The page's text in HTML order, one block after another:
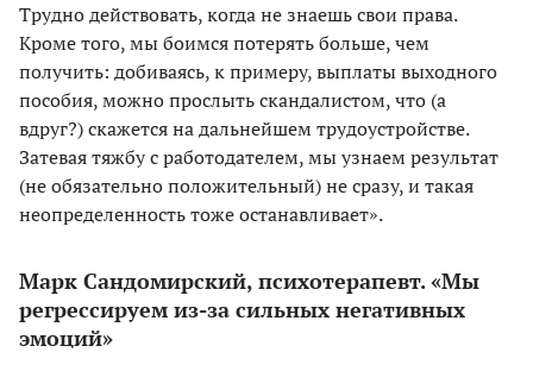
Трудно действовать, когда не знаешь свои права.
Кроме того, мы боимся потерять больше, чем
получить: добиваясь, к примеру, выплаты выходного
пособия, можно прослыть скандалистом, что (а
вдруг?) скажется на дальнейшем трудоустройстве.
Затевая тяжбу с работодателем, мы узнаем результат
(не обязательно положительный) не сразу, и такая
неопределенность тоже останавливает».
Марк Сандомирский, психотерапевт. «Мы
регрессируем из-за сильных негативных
эмоций»